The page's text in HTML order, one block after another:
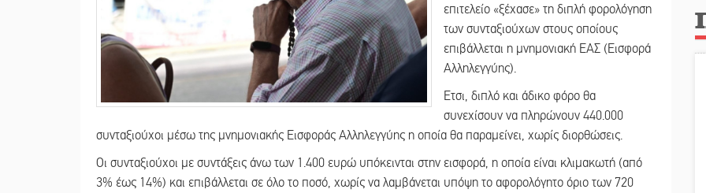
επιτελείο «ξέχασε» τη διπλή φορολόγηση
των συνταξιούχων στους οποίους
επιβάλλεται η μνημονιακή ΕΑΣ (Εισφορά
Αλληλεγγύης).
Ετσι, διπλό και άδικο φόρο θα
συνεχίσουν να πληρώνουν 440.000
συνταξιούχοι μέσω της μνημονιακής Εισφοράς Αλληλεγγύης η οποία θα παραμείνει, χωρίς διορθώσεις.
Οι συνταξιούχοι με συντάξεις άνω των 1.400 ευρώ υπόκεινται στην εισφορά, η οποία είναι κλιμακωτή (από
3% έως 14%) και επιβάλλεται σε όλο το ποσό, χωρίς να λαμβάνεται υπόψη το αφορολόγητο όριο των 720